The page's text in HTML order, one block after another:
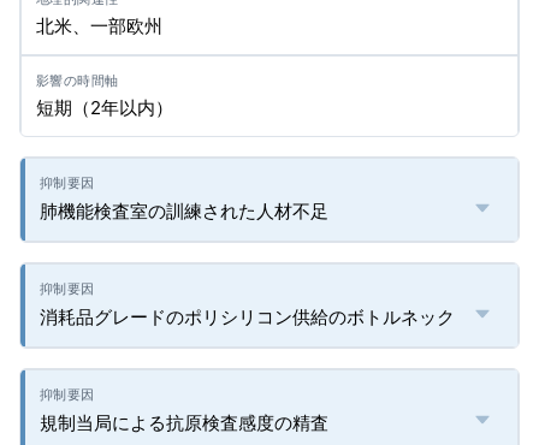
北米、一部欧州
短期（2年以内）
肺機能検査室の訓練された人材不足
消耗品グレードのポリシリコン供給のボトルネック
規制当局による抗原検査感度の精査